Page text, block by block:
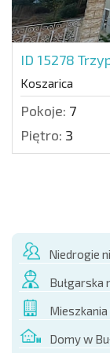
ID 15278
Koszarica
Pokoje: 7
Piętro: 3
Niedrogie
Bułgarska
Mieszkania
Domy w